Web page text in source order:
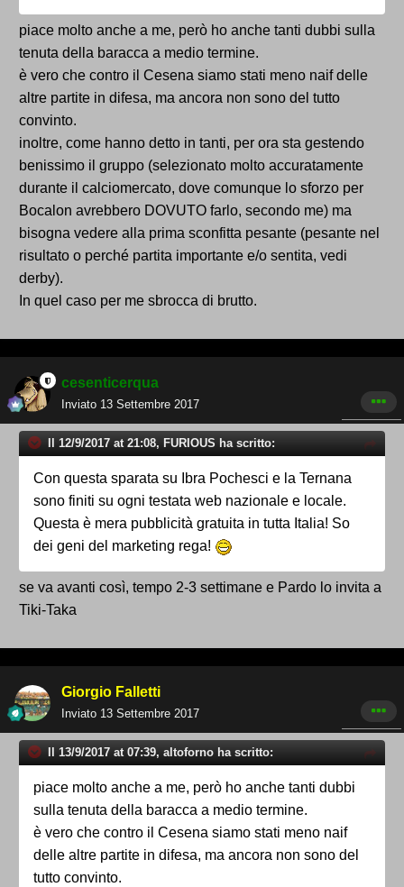
piace molto anche a me, però ho anche tanti dubbi sulla
tenuta della baracca a medio termine.
è vero che contro il Cesena siamo stati meno naif delle
altre partite in difesa, ma ancora non sono del tutto
convinto.
inoltre, come hanno detto in tanti, per ora sta gestendo
benissimo il gruppo (selezionato molto accuratamente
durante il calciomercato, dove comunque lo sforzo per
Bocalon avrebbero DOVUTO farlo, secondo me) ma
bisogna vedere alla prima sconfitta pesante (pesante nel
risultato o perché partita importante e/o sentita, vedi
derby).
In quel caso per me sbrocca di brutto.
cesenticerqua
Inviato 13 Settembre 2017
Il 12/9/2017 at 21:08, FURIOUS ha scritto:
Con questa sparata su Ibra Pochesci e la Ternana
sono finiti su ogni testata web nazionale e locale.
Questa è mera pubblicità gratuita in tutta Italia! So
dei geni del marketing rega!
se va avanti così, tempo 2-3 settimane e Pardo lo invita a
Tiki-Taka
Giorgio Falletti
Inviato 13 Settembre 2017
Il 13/9/2017 at 07:39, altoforno ha scritto:
piace molto anche a me, però ho anche tanti dubbi
sulla tenuta della baracca a medio termine.
è vero che contro il Cesena siamo stati meno naif
delle altre partite in difesa, ma ancora non sono del
tutto convinto.